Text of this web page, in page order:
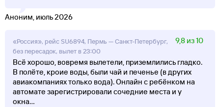
Аноним, июль 2026
«Россия», рейс SU6894, Пермь — Санкт-Петербург,
без пересадок, вылет в 23:00
9,8 из 10
Всё хорошо, вовремя вылетели, приземлились гладко.
В полёте, кроие воды, были чай и печенье (в других
авиакомпаниях только вода). Онлайн с ребёнком на
автомате зарегистрировали сочедние места и у
окна...